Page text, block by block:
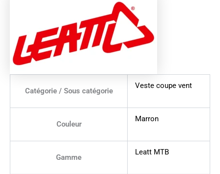
Catégorie / Sous catégorie
Veste coupe vent
Couleur
Marron
Gamme
Leatt MTB